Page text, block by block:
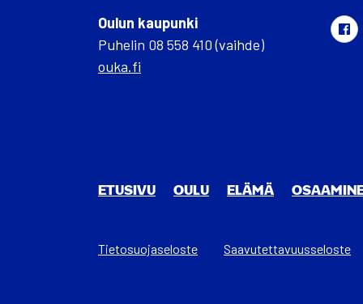
Oulun kaupunki
Puhelin 08 558 410 (vaihde)
ouka.fi
ETUSIVU OULU ELÄ­MÄ
Tietosuojaseloste Saa­vu­tet­ta­vuus­se­los­te